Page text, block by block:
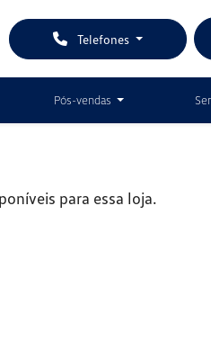
Telefones
Pós-vendas
para essa loja.